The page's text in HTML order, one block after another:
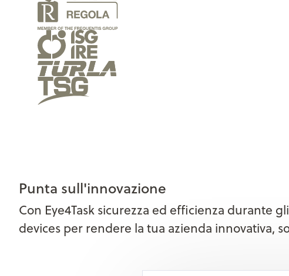
Punta sull'innovazione
Con Eye4Task sicurezza ed efficienza durante
devices per rendere la tua azienda innovativa,